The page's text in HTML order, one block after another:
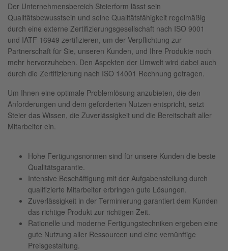
Der Unternehmensbereich Steierform lässt sein
Qualitätsbewusstsein und seine Qualitätsfähigkeit regelmäßig
durch eine externe Zertifizierungsgesellschaft nach ISO 9001
und IATF 16949 zertifizieren, um der Verpflichtung zur
Partnerschaft für Sie, unseren Kunden, und Ihre Produkte noch
mehr hervorzuheben. Den Aspekten der Umwelt wird dabei auch
durch die Zertifizierung nach ISO 14001 Rechnung getragen.
Um Ihnen eine optimale Problemlösung anzubieten, die den
Anforderungen und dem geforderten Nutzen entspricht, setzt
Steier das Wissen, die Zuverlässigkeit und die Bereitschaft aller
Mitarbeiter ein.
Hohe Fertigungsnormen sind für unsere Kunden die beste
Qualitätsgarantie.
Intensive Beschäftigung mit der Aufgabenstellung durch
qualifizierte Mitarbeiter erbringen gute Lösungen.
Zuverlässigkeit in der Terminierung garantiert dem Kunden
das richtige Produkt zur richtigen Zeit.
Rationelle und moderne Fertigungstechniken ergeben eine
gute Nutzung aller Ressourcen und eine vernünftige
Preisgestaltung.